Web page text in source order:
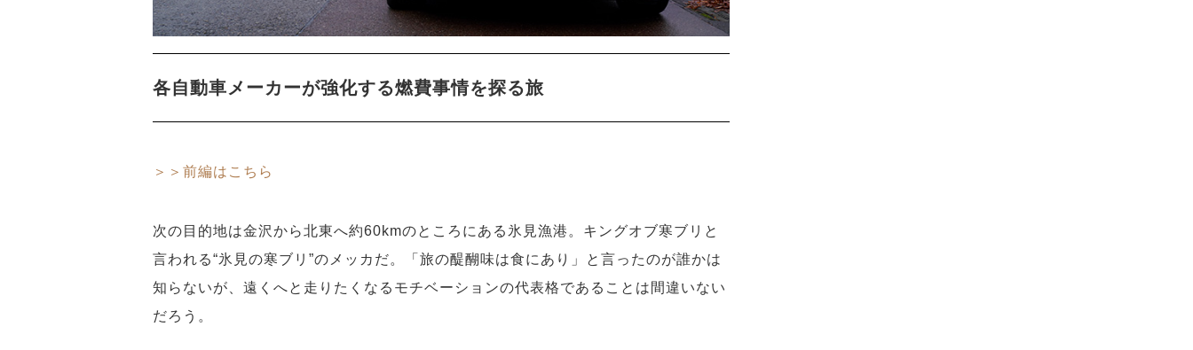
各自動車メーカーが強化する燃費事情を探る旅
＞＞前編はこちら
次の目的地は金沢から北東へ約60kmのところにある氷見漁港。キングオブ寒ブリと
言われる“氷見の寒ブリ”のメッカだ。「旅の醍醐味は食にあり」と言ったのが誰かは
知らないが、遠くへと走りたくなるモチベーションの代表格であることは間違いない
だろう。